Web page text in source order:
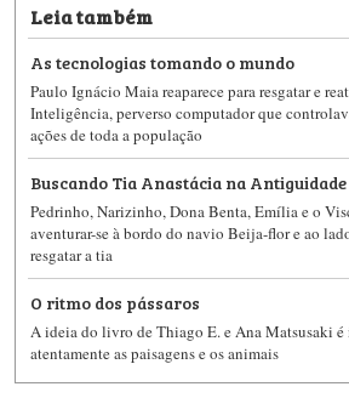
Leia também
As tecnologias tomando o mundo
Paulo Ignácio Maia reaparece para resgatar e
Inteligência, perverso computador que
ações de toda a população
Buscando Tia Anastácia na Antiguidade
Pedrinho, Narizinho, Dona Benta, Emília e o
aventurar-se à bordo do navio Beija-flor e ao
resgatar a tia
O ritmo dos pássaros
A ideia do livro de Thiago E. e Ana Matsusaki é
atentamente as paisagens e os animais